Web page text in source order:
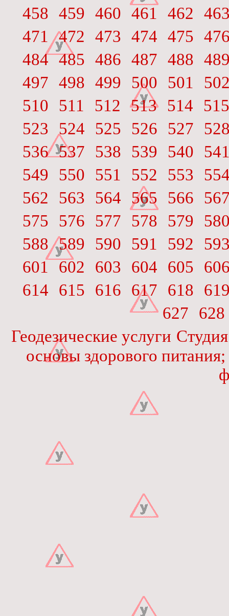
458 459 460 461 462
471
472 473 474 475
484 485 486 487 488
497 498 499 500 501
510
511 512 513 514
515
523
524 525 526 527
536 537 538 539 540
549
550 551 552 553
562
563 564 565 566
575
576 577 578 579
588 589 590 591 592
601
602 603 604 605
614
615 616 617 618
627
628
Геодезические услуги Студия
основы здорового питания;